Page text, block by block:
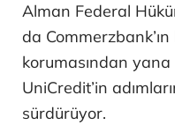
Alman Federal
da Commerzbank’ın
korumasından yana
UniCredit’in
sürdürüyor.